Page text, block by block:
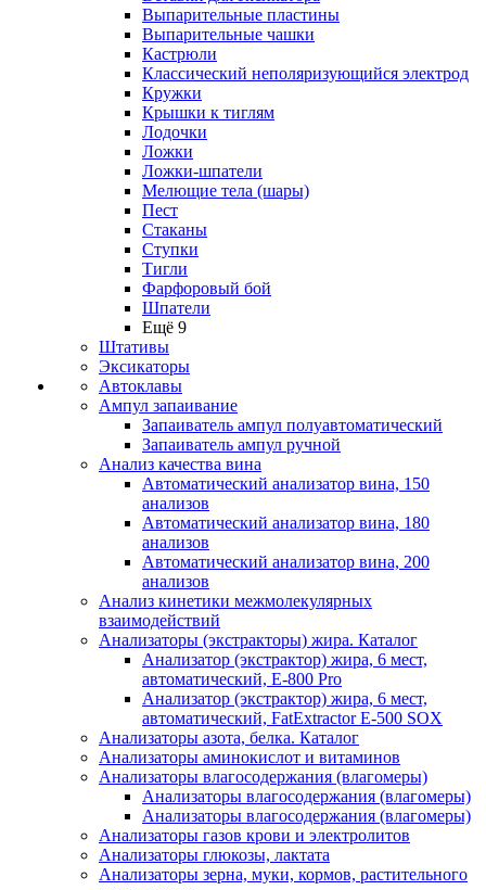
Выпарительные пластины
Выпарительные чашки
Кастрюли
Классический неполяризующийся электрод
Кружки
Крышки к тиглям
Лодочки
Ложки
Ложки-шпатели
Мелющие тела (шары)
Пест
Стаканы
Ступки
Тигли
Фарфоровый бой
Шпатели
Ещё 9
Штативы
Эксикаторы
Автоклавы
Ампул запаивание
Запаиватель ампул полуавтоматический
Запаиватель ампул ручной
Анализ качества вина
Автоматический анализатор вина, 150
анализов
Автоматический анализатор вина, 180
анализов
Автоматический анализатор вина, 200
анализов
Анализ кинетики межмолекулярных
взаимодействий
Анализаторы (экстракторы) жира. Каталог
Анализатор (экстрактор) жира, 6 мест,
автоматический, E-800 Pro
Анализатор (экстрактор) жира, 6 мест,
автоматический, FatExtractor E-500 SOX
Анализаторы азота, белка. Каталог
Анализаторы аминокислот и витаминов
Анализаторы влагосодержания (влагомеры)
Анализаторы влагосодержания (влагомеры)
Анализаторы влагосодержания (влагомеры)
Анализаторы газов крови и электролитов
Анализаторы глюкозы, лактата
Анализаторы зерна, муки, кормов, растительного